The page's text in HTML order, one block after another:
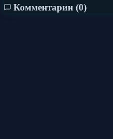
Комментарии (0)